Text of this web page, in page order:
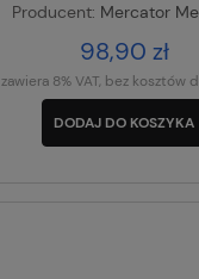
Producent: Mercator
98,90 zł
zawiera 8% VAT, bez kosztów
DODAJ DO KOSZYKA